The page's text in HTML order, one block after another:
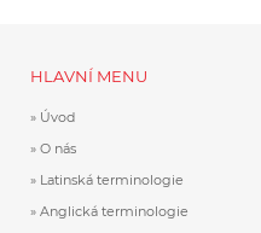
HLAVNÍ MENU
Úvod
O nás
Latinská terminologie
Anglická terminologie